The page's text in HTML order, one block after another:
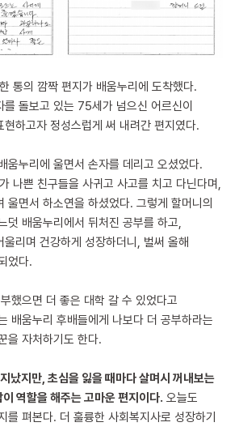
통의 깜짝 편지가 배움누리에 도착했다.
를 돌보고 있는 75세가 넘으신 어르신이
현하고자 정성스럽게 써 내려간 편지였다.
움누리에 울면서 손자를 데리고 오셨었다.
나쁜 친구들을 사귀고 사고를 치고 다닌다며,
울면서 하소연을 하셨었다. 그렇게 할머니의
덧 배움누리에서 뒤처진 공부를 하고,
울리며 건강하게 성장하더니, 벌써 올해
었다.
했으면 더 좋은 대학 갈 수 있었다고
배움누리 후배들에게 나보다 더 공부하라는
을 자처하기도 한다.
났지만, 초심을 잃을 때마다 살며시 꺼내보는
역할을 해주는 고마운 편지이다. 오늘도
를 펴본다. 더 훌륭한 사회복지사로 성장하기